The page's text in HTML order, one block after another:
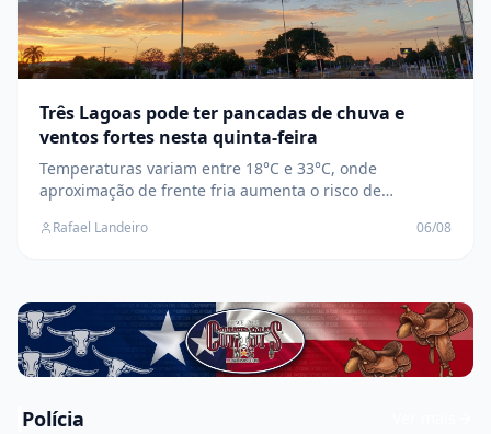
Três Lagoas pode ter pancadas de chuva e
ventos fortes nesta quinta-feira
Temperaturas variam entre 18°C e 33°C, onde
aproximação de frente fria aumenta o risco de
leste de MS
Rafael Landeiro 06/08
Polícia